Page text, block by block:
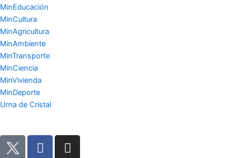
MinEducación
MinCultura
MinAgricultura
MinAmbiente
MinTransporte
MinCiencia
MinVivienda
MinDeporte
Urna de Cristal
F
a
I
n